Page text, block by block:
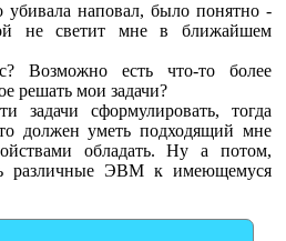
наповал, было понятно -
не светит мне в ближайшем
Возможно есть что-то более
решать мои задачи?
задачи сформулировать, тогда
должен уметь подходящий мне
обладать. Ну а потом,
различные ЭВМ к имеющемуся